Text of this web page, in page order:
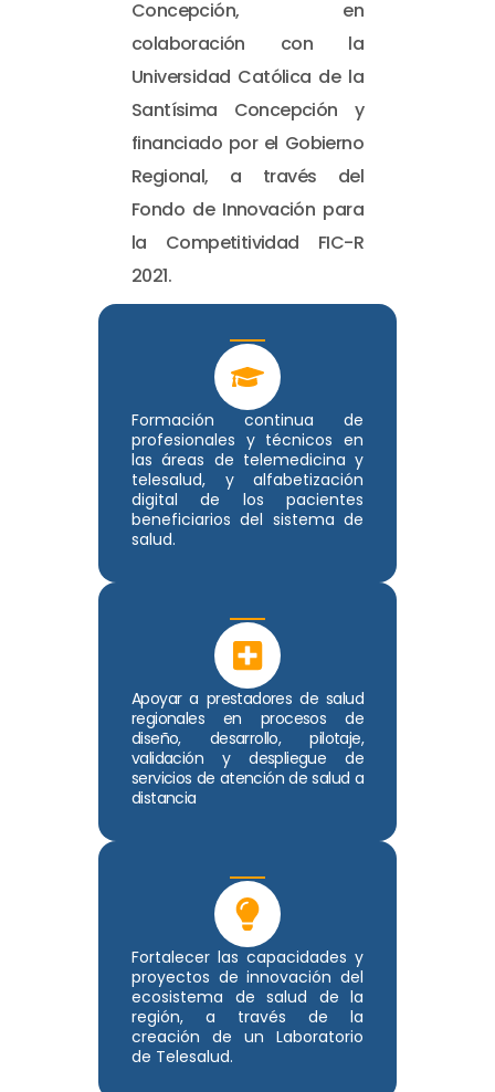
Formación continua de
profesionales y técnicos en
las áreas de telemedicina y
telesalud, y alfabetización
digital de los pacientes
beneficiarios del sistema de
salud.
Apoyar a prestadores de salud
regionales en procesos de
diseño, desarrollo, pilotaje,
validación y despliegue de
servicios de atención de salud a
distancia
Fortalecer las capacidades y
proyectos de innovación del
ecosistema de salud de la
región, a través de la
creación de un Laboratorio
de Telesalud.
Concepción, en
colaboración con la
Universidad Católica de la
Santísima Concepción y
financiado por el Gobierno
Regional, a través del
Fondo de Innovación para
la Competitividad FIC-R
2021.